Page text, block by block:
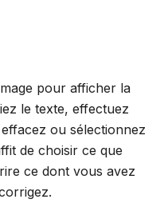
pour afficher la
le texte, effectuez
ou sélectionnez
de choisir ce que
ce dont vous avez